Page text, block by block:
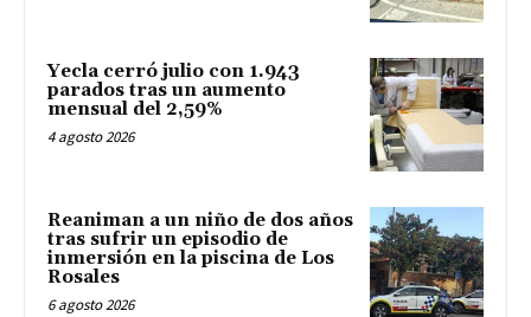
Yecla cerró julio con 1.943
parados tras un aumento
mensual del 2,59%
4 agosto 2026
Reaniman a un niño de dos años
tras sufrir un episodio de
inmersión en la piscina de Los
Rosales
6 agosto 2026